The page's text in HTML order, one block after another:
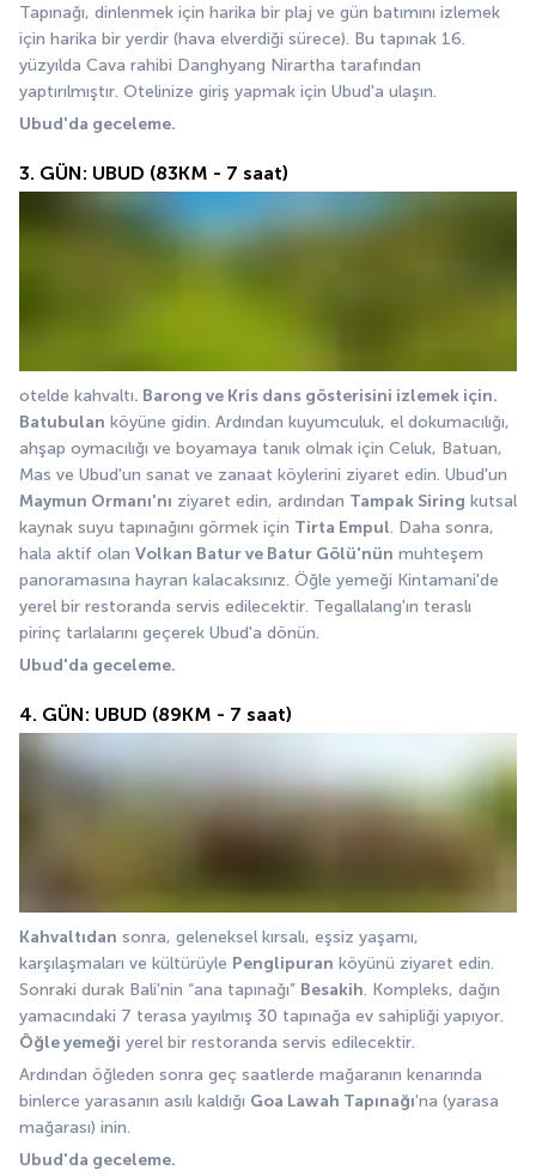
Tapınağı, dinlenmek için harika bir plaj ve gün batımını izlemek
için harika bir yerdir (hava elverdiği sürece). Bu tapınak 16.
yüzyılda Cava rahibi Danghyang Nirartha tarafından
yaptırılmıştır. Otelinize giriş yapmak için Ubud'a ulaşın.
Ubud'da geceleme.
3. GÜN: UBUD (83KM - 7 saat)
otelde kahvaltı. Barong ve Kris dans gösterisini izlemek için.
Batubulan köyüne gidin. Ardından kuyumculuk, el dokumacılığı,
ahşap oymacılığı ve boyamaya tanık olmak için Celuk, Batuan,
Maymun Ormanı'nı ziyaret edin, ardından Tampak Siring kutsal
kaynak suyu tapınağını görmek için Tirta Empul. Daha sonra,
hala aktif olan Volkan Batur ve Batur Gölü'nün muhteşem
panoramasına hayran kalacaksınız. Öğle yemeği Kintamani'de
yerel bir restoranda servis edilecektir. Tegallalang'ın teraslı
pirinç tarlalarını geçerek Ubud'a dönün.
Ubud'da geceleme.
4. GÜN: UBUD (89KM - 7 saat)
Kahvaltıdan sonra, geleneksel kırsalı, eşsiz yaşamı,
karşılaşmaları ve kültürüyle Penglipuran köyünü ziyaret edin.
Sonraki durak Bali'nin “ana tapınağı” Besakih. Kompleks, dağın
Öğle yemeği yerel bir restoranda servis edilecektir.
Ardından öğleden sonra geç saatlerde mağaranın kenarında
binlerce yarasanın asılı kaldığı Goa Lawah Tapınağı'na (yarasa
mağarası) inin.
Ubud'da geceleme.